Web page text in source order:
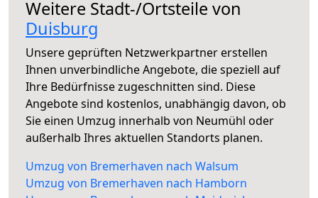
Weitere Stadt-/Ortsteile von
Duisburg
Unsere geprüften Netzwerkpartner erstellen
Ihnen unverbindliche Angebote, die speziell auf
Ihre Bedürfnisse zugeschnitten sind. Diese
Angebote sind kostenlos, unabhängig davon, ob
Sie einen Umzug innerhalb von Neumühl oder
außerhalb Ihres aktuellen Standorts planen.
Umzug von Bremerhaven nach Walsum
Umzug von Bremerhaven nach Hamborn